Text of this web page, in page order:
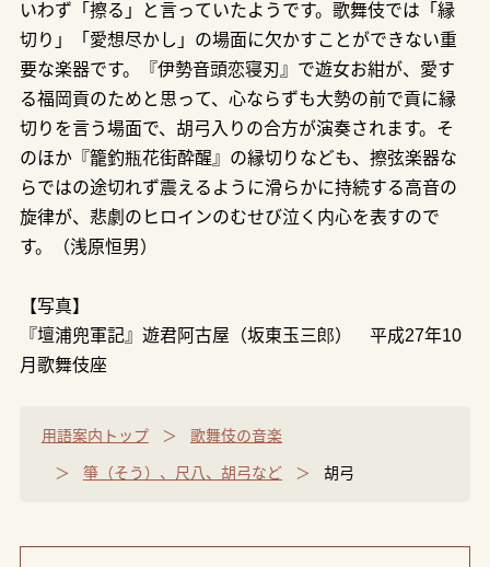
いわず「擦る」と言っていたようです。歌舞伎では「縁
切り」「愛想尽かし」の場面に欠かすことができない重
要な楽器です。『伊勢音頭恋寝刃』で遊女お紺が、愛す
る福岡貢のためと思って、心ならずも大勢の前で貢に縁
切りを言う場面で、胡弓入りの合方が演奏されます。そ
のほか『籠釣瓶花街酔醒』の縁切りなども、擦弦楽器な
らではの途切れず震えるように滑らかに持続する高音の
旋律が、悲劇のヒロインのむせび泣く内心を表すので
す。（浅原恒男）
【写真】
『壇浦兜軍記』遊君阿古屋（坂東玉三郎） 平成27年10
月歌舞伎座
用語案内トップ 歌舞伎の音楽
箏（そう）、尺八、胡弓など 胡弓